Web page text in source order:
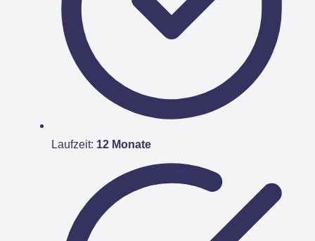
Laufzeit: 12 Monate